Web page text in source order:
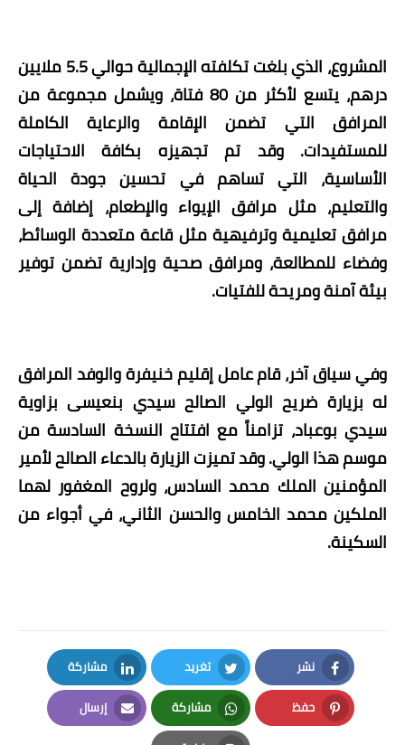
المشروع، الذي بلغت تكلفته الإجمالية حوالي 5.5 ملايين
درهم، يتسع لأكثر من 80 فتاة، ويشمل مجموعة من
المرافق التي تضمن الإقامة والرعاية الكاملة
للمستفيدات. وقد تم تجهيزه بكافة الاحتياجات
الأساسية، التي تساهم في تحسين جودة الحياة
والتعليم، مثل مرافق الإيواء والإطعام، إضافة إلى
مرافق تعليمية وترفيهية مثل قاعة متعددة الوسائط،
وفضاء للمطالعة، ومرافق صحية وإدارية تضمن توفير
بيئة آمنة ومريحة للفتيات.
وفي سياق آخر، قام عامل إقليم خنيفرة والوفد المرافق
له بزيارة ضريح الولي الصالح سيدي بنعيسى بزاوية
سيدي بوعباد، تزامناً مع افتتاح النسخة السادسة من
موسم هذا الولي. وقد تميزت الزيارة بالدعاء الصالح لأمير
المؤمنين الملك محمد السادس، ولروح المغفور لهما
الملكين محمد الخامس والحسن الثاني، في أجواء من
السكينة.
نشر
Facebook
تغريد
Twitter
مشاركة
LinkedIn
حفظ
Pinterest
مشاركة
Whatsapp
إرسال
Email